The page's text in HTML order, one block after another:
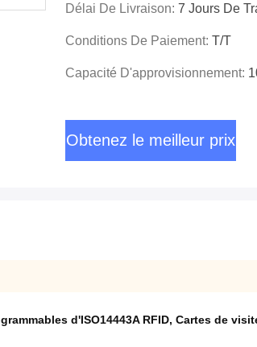
Délai De Livraison: 7 Jours De
Conditions De Paiement: T/T
Capacité D'approvisionnement:
Obtenez le meilleur prix
d'ISO14443A RFID, Cartes de